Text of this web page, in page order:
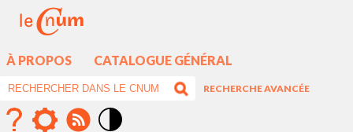
À PROPOS CATALOGUE GÉNÉRAL
RECHERCHE AVANCÉE